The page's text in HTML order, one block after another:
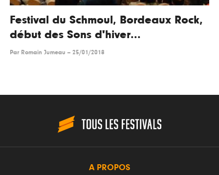
Festival du Schmoul, Bordeaux Rock,
début des Sons d'hiver...
Par Romain Jumeau -- 25/01/2018
A PROPOS